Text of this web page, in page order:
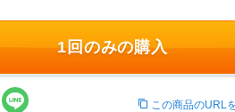
1回のみの購入
この商品のURL